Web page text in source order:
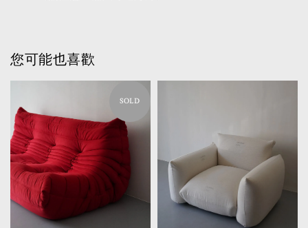
您可能也喜歡
SOLD